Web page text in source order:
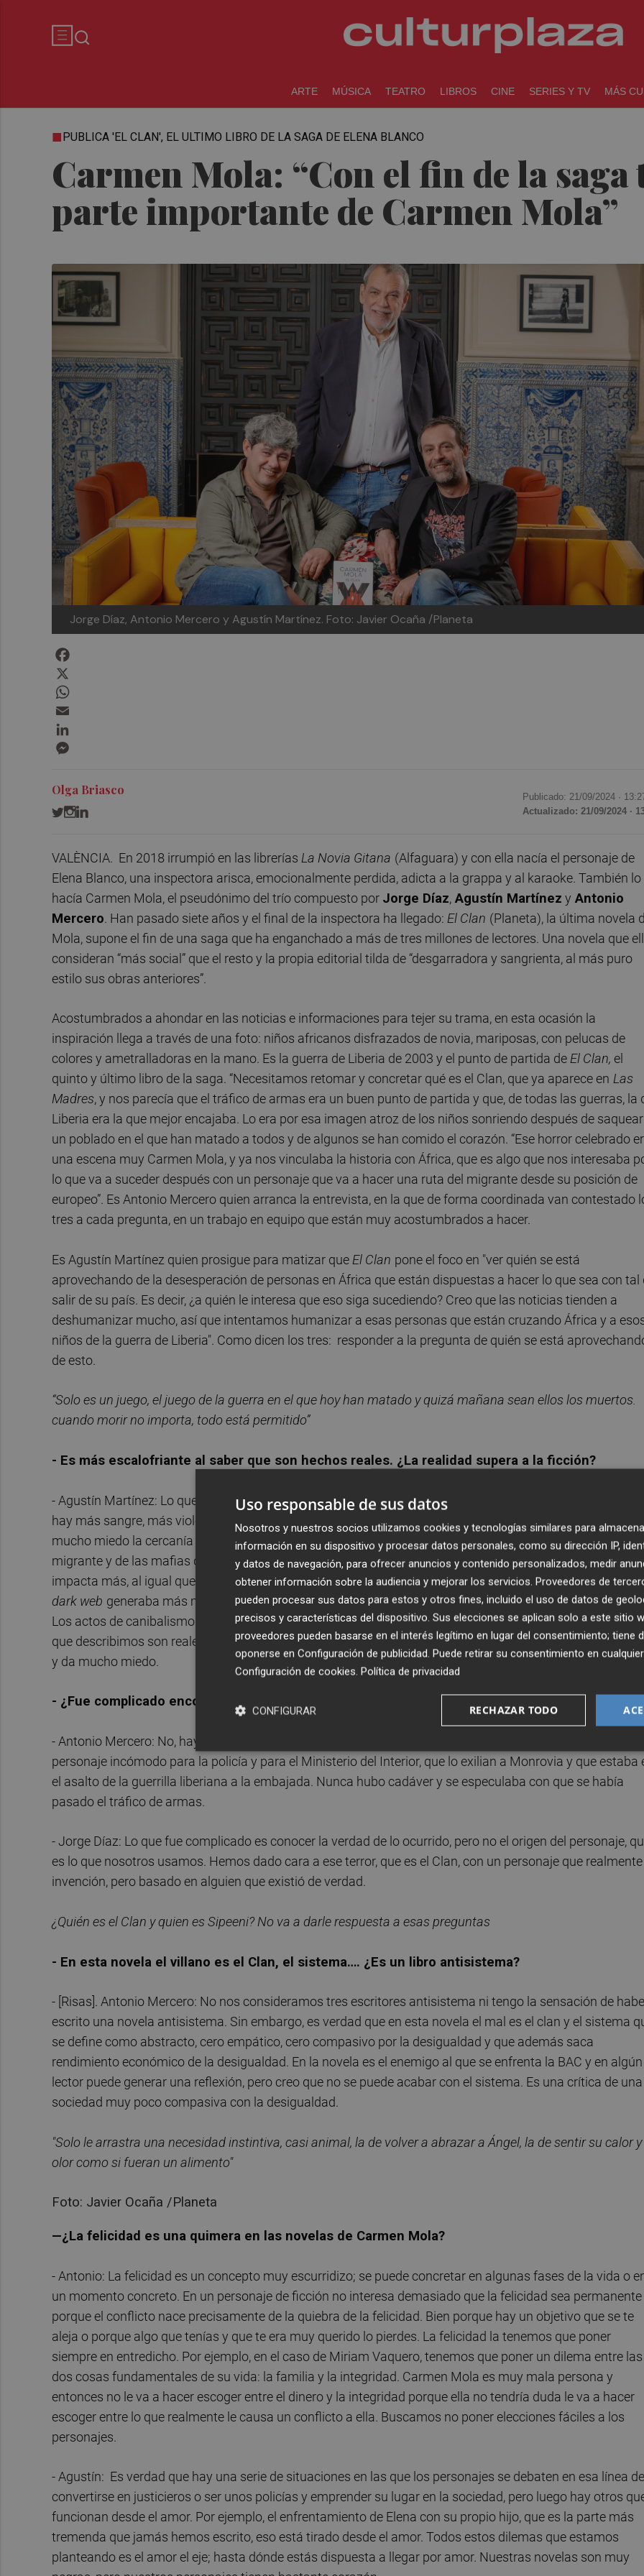
ARTE MÚSICA TEATRO LIBROS CINE SERIES Y TV MÁS
Carmen Mola: “Con el fin de la
parte importante de Carmen Mola”
PUBLICA 'EL CLAN', EL ULTIMO LIBRO DE LA SAGA DE ELENA BLANCO
Jorge Díaz, Antonio Mercero y Agustín Martínez. Foto: Javier Ocaña /Planeta
Olga Briasco Publicado: 21/09/2024 ·
Actualizado: 21/09/2024 ·
VALÈNCIA. En 2018 irrumpió en las librerías La Novia Gitana (Alfaguara) y con ella nacía el personaje de
Elena Blanco, una inspectora arisca, emocionalmente perdida, adicta a la grappa y al karaoke. También lo
hacía Carmen Mola, el pseudónimo del trío compuesto por Jorge Díaz, Agustín Martínez y Antonio
Mercero. Han pasado siete años y el final de la inspectora ha llegado: El Clan (Planeta), la última novela
Mola, supone el fin de una saga que ha enganchado a más de tres millones de lectores. Una novela que
consideran “más social” que el resto y la propia editorial tilda de “desgarradora y sangrienta, al más puro
estilo sus obras anteriores”.
Acostumbrados a ahondar en las noticias e informaciones para tejer su trama, en esta ocasión la
inspiración llega a través de una foto: niños africanos disfrazados de novia, mariposas, con pelucas de
colores y ametralladoras en la mano. Es la guerra de Liberia de 2003 y el punto de partida deEl Clan, el
quinto y último libro de la saga. “Necesitamos retomar y concretar qué es el Clan, que ya aparece en Las
Madres, y nos parecía que el tráfico de armas era un buen punto de partida y que, de todas las guerras, la
Liberia era la que mejor encajaba. Lo era por esa imagen atroz de los niños sonriendo después de saquear
un poblado en el que han matado a todos y de algunos se han comido el corazón. “Ese horror celebrado
una escena muy Carmen Mola, y ya nos vinculaba la historia con África, que es algo que nos interesaba
lo que va a suceder después con un personaje que va a hacer una ruta del migrante desde su posición de
europeo”. Es Antonio Mercero quien arranca la entrevista, en la que de forma coordinada van contestado
tres a cada pregunta, en un trabajo en equipo que están muy acostumbrados a hacer.
Es Agustín Martínez quien prosigue para matizar que El Clan pone el foco en "ver quién se está
aprovechando de la desesperación de personas en África que están dispuestas a hacer lo que sea con tal
salir de su país. Es decir, ¿a quién le interesa que eso siga sucediendo? Creo que las noticias tienden a
deshumanizar mucho, así que intentamos humanizar a esas personas que están cruzando África y a
niños de la guerra de Liberia". Como dicen los tres: responder a la pregunta de quién se está
de esto.
“Solo es un juego, el juego de la guerra en el que hoy han matado y quizá mañana sean ellos los muertos.
cuando morir no importa, todo está permitido”
- Es más escalofriante al saber que son hechos reales. ¿La realidad supera a la ficción?
- Agustín Martínez: Lo que dicen los lectores es que sí. En otras novelas hay cosas más turbulentas, quizás
hay más sangre, más violencia explícita. En esta novela también la hay, por supuesto, pero creo que da
mucho miedo la cercanía con la realidad porque todo lo que contamos de Liberia, del tráfico, del viaje del
migrante y de las mafias que facilitan el camino hacia España es real. Entonces, ver ese horror tan de
impacta más, al igual que ocurría conLa Red Púrpura (2019, Alfaguara Negra), en la que esa cercanía con
dark web generaba más miedo. Sí, genera miedo porque no estamos fantaseando, estamos describiendo.
Los actos de canibalismo son reales, las masacres en los pueblos son reales, los generales enloquecidos
que describimos son reales… Incluso un personaje, el Sipeeni, es real. Todo eso está muy cerca de la
y da mucho miedo.
- ¿Fue complicado encontrar a ese personaje?
- Antonio Mercero: No, hay bastante documentación de Molins, incluso se sabe que se convierte en un
personaje incómodo para la policía y para el Ministerio del Interior, que lo exilian a Monrovia y que estaba
el asalto de la guerrilla liberiana a la embajada. Nunca hubo cadáver y se especulaba con que se había
pasado el tráfico de armas.
- Jorge Díaz: Lo que fue complicado es conocer la verdad de lo ocurrido, pero no el origen del personaje,
es lo que nosotros usamos. Hemos dado cara a ese terror, que es el Clan, con un personaje que realmente
invención, pero basado en alguien que existió de verdad.
¿Quién es el Clan y quien es Sipeeni? No va a darle respuesta a esas preguntas
- En esta novela el villano es el Clan, el sistema…. ¿Es un libro antisistema?
- [Risas]. Antonio Mercero: No nos consideramos tres escritores antisistema ni tengo la sensación de
escrito una novela antisistema. Sin embargo, es verdad que en esta novela el mal es el clan y el sistema
se define como abstracto, cero empático, cero compasivo por la desigualdad y que además saca
rendimiento económico de la desigualdad. En la novela es el enemigo al que se enfrenta la BAC y en algún
lector puede generar una reflexión, pero creo que no se puede acabar con el sistema. Es una crítica de una
sociedad muy poco compasiva con la desigualdad.
"Solo le arrastra una necesidad instintiva, casi animal, la de volver a abrazar a Ángel, la de sentir su calor y
olor como si fueran un alimento"
Foto: Javier Ocaña /Planeta
—¿La felicidad es una quimera en las novelas de Carmen Mola?
- Antonio: La felicidad es un concepto muy escurridizo; se puede concretar en algunas fases de la vida o
un momento concreto. En un personaje de ficción no interesa demasiado que la felicidad sea permanente
porque el conflicto nace precisamente de la quiebra de la felicidad. Bien porque hay un objetivo que se te
aleja o porque algo que tenías y que te era muy querido lo pierdes. La felicidad la tenemos que poner
siempre en entredicho. Por ejemplo, en el caso de Miriam Vaquero, tenemos que poner un dilema entre las
dos cosas fundamentales de su vida: la familia y la integridad. Carmen Mola es muy mala persona y
entonces no le va a hacer escoger entre el dinero y la integridad porque ella no tendría duda le va a hacer
escoger entre lo que realmente le causa un conflicto a ella. Buscamos no poner elecciones fáciles a los
personajes.
- Agustín: Es verdad que hay una serie de situaciones en las que los personajes se debaten en esa línea de
convertirse en justicieros o ser unos policías y emprender su lugar en la sociedad, pero luego hay otros
funcionan desde el amor. Por ejemplo, el enfrentamiento de Elena con su propio hijo, que es la parte más
tremenda que jamás hemos escrito, eso está tirado desde el amor. Todos estos dilemas que estamos
planteando es el amor el eje; hasta dónde estás dispuesta a llegar por amor. Nuestras novelas son muy
Uso responsable de sus datos
Nosotros y nuestros socios utilizamos cookies y tecnologías similares para
información en su dispositivo y procesar datos personales, como su dirección IP,
y datos de navegación, para ofrecer anuncios y contenido personalizados, medir
obtener información sobre la audiencia y mejorar los servicios. Proveedores de
pueden procesar sus datos para estos y otros fines, incluido el uso de datos de
precisos y características del dispositivo. Sus elecciones se aplican solo a este sitio
proveedores pueden basarse en el interés legítimo en lugar del consentimiento; tiene
oponerse en Configuración de publicidad. Puede retirar su consentimiento en
Configuración de cookies. Política de privacidad
RECHAZAR TODO
CONFIGURAR